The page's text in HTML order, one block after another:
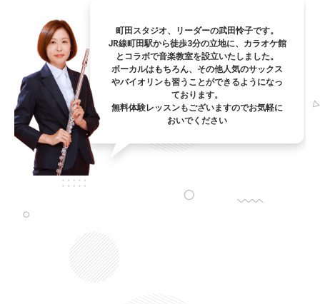
町田スタジオ、リーダーの武田怜子です。
JR線町田駅から徒歩3分の立地に、カラオケ館
とコラボで音楽教室を設立いたしました。
ボーカルはもちろん、その他人気のサックス
やバイオリンも習うことができるようになっ
ております。
無料体験レッスンもございますのでお気軽に
おいでください